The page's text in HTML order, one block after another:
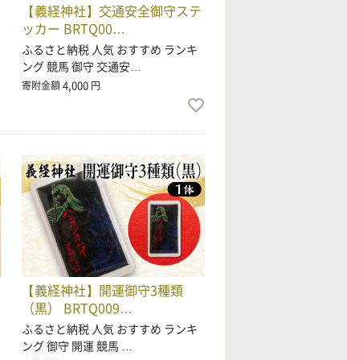
【義経神社】交通安全御守ステ
ッカー BRTQ00…
ふるさと納税 人気 おすすめ ランキ
ング 競馬 御守 交通安…
寄附金額4,000 円
【義経神社】開運御守3種類
（黒） BRTQ009…
ふるさと納税 人気 おすすめ ランキ
ング 御守 開運 競馬 …